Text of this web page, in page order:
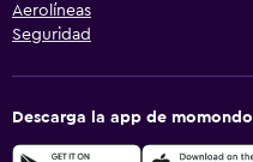
Aerolíneas
Seguridad
Descarga la app de momondo